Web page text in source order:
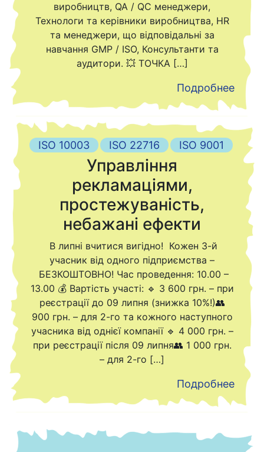
виробництв, QA / QC менеджери,
Технологи та керівники виробництва, HR
та менеджери, що відповідальні за
навчання GMP / ISO, Консультанти та
аудитори. 💥 ТОЧКА […]
Подробнее
ISO 10003 ISO 22716 ISO 9001
Управління
рекламаціями,
простежуваність,
небажані ефекти
В липні вчитися вигідно! Кожен 3-й
учасник від одного підприємства –
БЕЗКОШТОВНО! Час проведення: 10.00 –
13.00 💰 Вартість участі: 🔹 3 600 грн. – при
реєстрації до 09 липня (знижка 10%!)👥
900 грн. – для 2-го та кожного наступного
учасника від однієї компанії 🔹 4 000 грн. –
при реєстрації після 09 липня👥 1 000 грн.
– для 2-го […]
Подробнее